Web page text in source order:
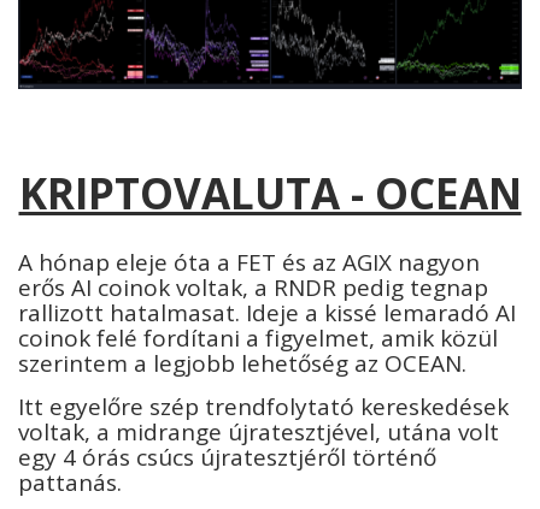
KRIPTOVALUTA - OCEAN
A hónap eleje óta a FET és az AGIX nagyon
erős AI coinok voltak, a RNDR pedig tegnap
rallizott hatalmasat. Ideje a kissé lemaradó AI
coinok felé fordítani a figyelmet, amik közül
szerintem a legjobb lehetőség az OCEAN.
Itt egyelőre szép trendfolytató kereskedések
voltak, a midrange újratesztjével, utána volt
egy 4 órás csúcs újratesztjéről történő
pattanás.